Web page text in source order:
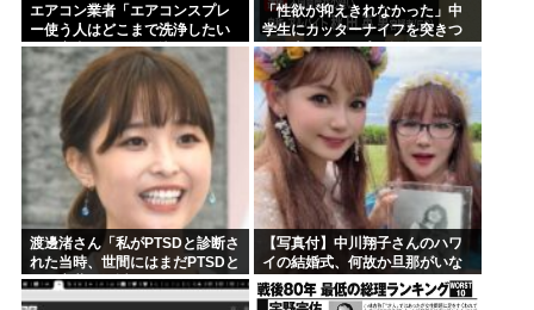
エアコン業者「エアコンスプレ
ー使う人はどこまで洗浄したい
の？室内に風を送り込んでるフ
ァンは汚いままですよ」331.5万
バズ
「性欲が抑えきれなかった」中
学生にカッターナイフを突きつ
けて脅し、レ●プ。自称・アルバ
イトの秋田英男(56)が逮捕され
る
渡邊渚さん「私がPTSDと診断さ
れた当時、世間にはまだPTSDと
いう言葉は浸透していませんで
した」
【写真付】中川翔子さんのハワ
イの結婚式、何故か旦那がいな
い